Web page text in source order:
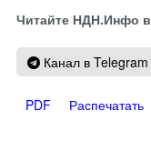
Читайте НДН.Инфо в
Канал в Telegram
PDF Распечатать